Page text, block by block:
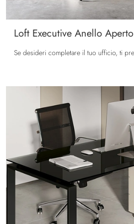
Loft Executive Anello Aperto